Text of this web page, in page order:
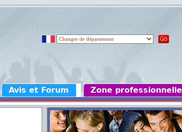
Avis et Forum Zone professionnelle